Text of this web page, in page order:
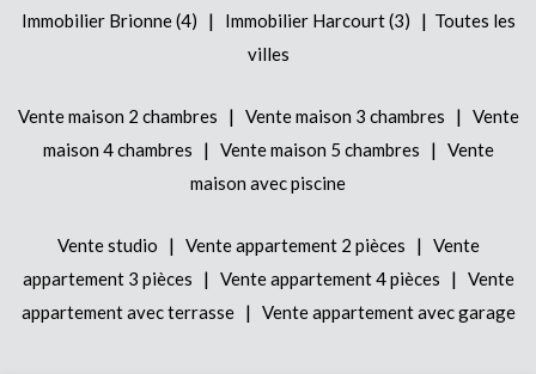
Immobilier Brionne (4) | Immobilier Harcourt (3) | Toutes les
villes
Vente maison 2 chambres | Vente maison 3 chambres | Vente
maison 4 chambres
| Vente maison 5 chambres | Vente
maison avec piscine
Vente studio | Vente appartement 2 pièces | Vente
appartement 3 pièces
| Vente appartement 4 pièces | Vente
appartement avec terrasse| Vente appartement avec garage